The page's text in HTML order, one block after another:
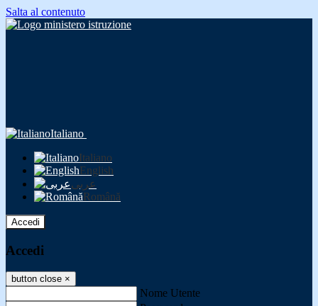
Salta al contenuto
Italiano
Italiano
English
عربى
Română
Accedi
Accedi
button close ×
Nome Utente